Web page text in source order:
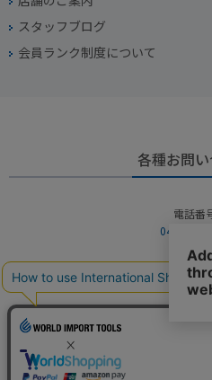
スタッフブログ
会員ランク制度について
各種お問
電話番
045-949-
営業時間
10：00～
お問い合わせフォーム